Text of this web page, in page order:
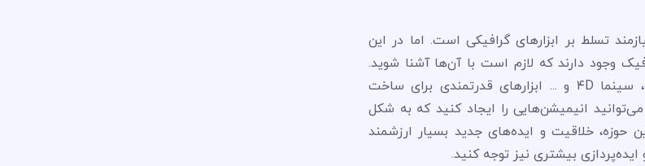
تسلط بر ابزارهای گرافیکی است. اما در این
وجود دارند که لازم است با آن‌ها آشنا شوید.
نرم‌افزارهایی مانند ایلاستریتور، فتوشاپ، افترافکت، پریمیر پرو، سینما ۴D و ... ابزارهای قدرتمندی برای ساخت
انیمیشن‌هایی را ایجاد کنید که به شکل
حوزه، خلاقیت و ایده‌های جدید بسیار ارزشمند
بیشتری نیز توجه کنید.